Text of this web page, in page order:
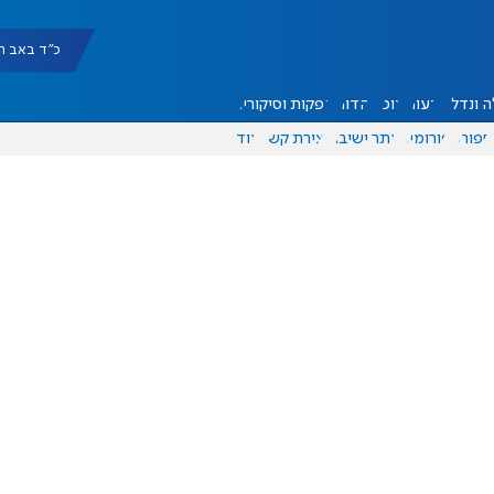
כ"ד באב תשפ"ו
ונדל"ן דעות אוכל יהדות הפקות וסיקורים
ספורט פורומים אתר ישיבה יצירת קשר עוד